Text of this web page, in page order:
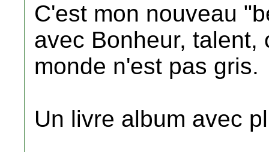
C'est mon nouveau
avec Bonheur, talent,
monde n'est pas gris.
Un livre album avec